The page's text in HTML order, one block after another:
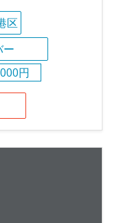
区
ー
円